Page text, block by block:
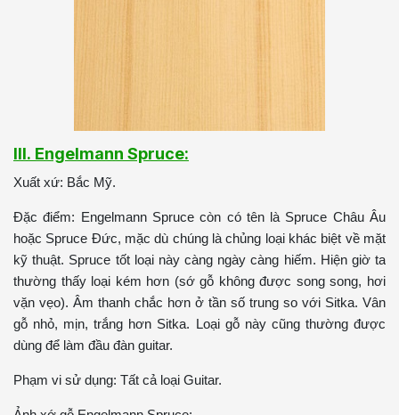
III. Engelmann Spruce:
Xuất xứ: Bắc Mỹ.
Đặc điểm: Engelmann Spruce còn có tên là Spruce Châu Âu
hoặc Spruce Đức, mặc dù chúng là chủng loại khác biệt về mặt
kỹ thuật. Spruce tốt loại này càng ngày càng hiếm. Hiện giờ ta
thường thấy loại kém hơn (sớ gỗ không được song song, hơi
vặn vẹo). Âm thanh chắc hơn ở tần số trung so với Sitka. Vân
gỗ nhỏ, mịn, trắng hơn Sitka. Loại gỗ này cũng thường được
dùng để làm đầu đàn guitar.
Phạm vi sử dụng: Tất cả loại Guitar.